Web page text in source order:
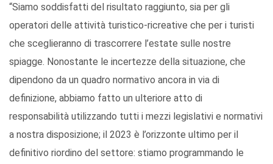
“Siamo soddisfatti del risultato raggiunto, sia per gli
operatori delle attività turistico-ricreative che per i turisti
che sceglieranno di trascorrere l’estate sulle nostre
spiagge. Nonostante le incertezze della situazione, che
dipendono da un quadro normativo ancora in via di
definizione, abbiamo fatto un ulteriore atto di
responsabilità utilizzando tutti i mezzi legislativi e normativi
a nostra disposizione; il 2023 è l’orizzonte ultimo per il
definitivo riordino del settore: stiamo programmando le